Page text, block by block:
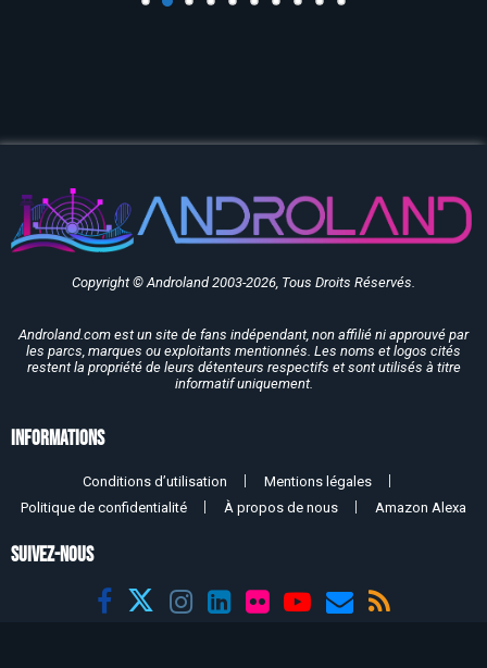
Copyright © Androland 2003-2026, Tous Droits Réservés.
Androland.com est un site de fans indépendant, non affilié ni approuvé par
les parcs, marques ou exploitants mentionnés. Les noms et logos cités
restent la propriété de leurs détenteurs respectifs et sont utilisés à titre
informatif uniquement.
Informations
Conditions d’utilisation
Mentions légales
Politique de confidentialité
À propos de nous Amazon Alexa
SUIVEZ-NOUS